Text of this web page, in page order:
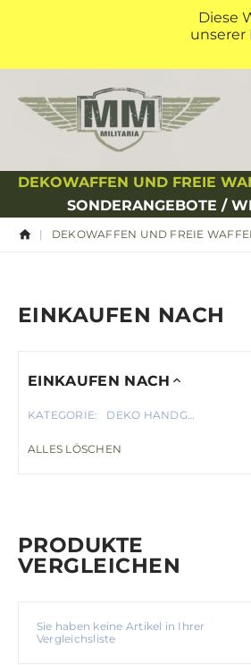
Diese
unserer
DEKOWAFFEN UND FREIE
SONDERANGEBOTE /
DEKOWAFFEN UND FREIE
EINKAUFEN NACH
EINKAUFEN NACH
KATEGORIE DEKO HANDGRANATEN & ERSATZTEILE
ALLES LÖSCHEN
PRODUKTE
VERGLEICHEN
Sie haben keine Artikel in Ihrer
Vergleichsliste